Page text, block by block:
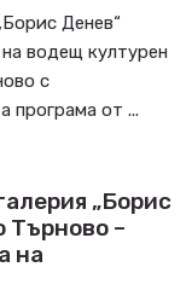
Денев“
водещ културен
с
програма от ...
„Борис
Търново –
на